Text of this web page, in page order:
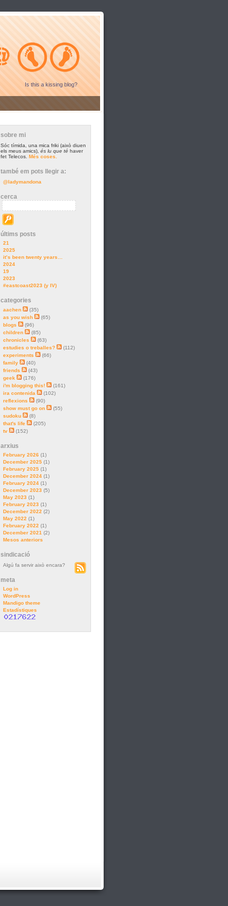
Is this a kissing blog?
sobre mi
Sóc tímida, una mica friki (això diuen
els meus amics), és lu que téhaver
fet Telecos. Més coses.
també em pots llegir a:
@ladymandona
cerca
últims posts
21
2025
it’s been twenty years…
2024
19
2023
#eastcoast2023 (y IV)
categories
aachen
(35)
as you wish
(65)
blogs
(96)
children
(85)
chronicles
(63)
estudies o treballes?
(112)
experiments
(66)
family
(40)
friends
(43)
geek
(176)
i'm blogging this!
(161)
ira contenida
(102)
reflexions
(90)
show must go on
(55)
sudoku
(8)
that's life
(205)
tv
(152)
arxius
February 2026(1)
December 2025(1)
February 2025(1)
December 2024(1)
February 2024(1)
December 2023 (5)
May 2023 (1)
February 2023 (1)
December 2022 (2)
May 2022 (1)
February 2022 (1)
December 2021 (2)
Mesos anteriors
sindicació
Algú fa servir això encara?
meta
Log in
WordPress
Mandigo theme
Estadístiques